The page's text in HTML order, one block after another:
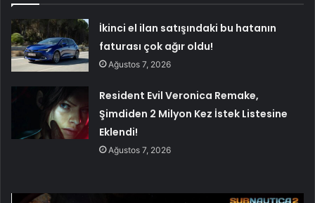
İkinci el ilan satışındaki bu hatanın
faturası çok ağır oldu!
Ağustos 7, 2026
Resident Evil Veronica Remake,
Şimdiden 2 Milyon Kez İstek Listesine
Eklendi!
Ağustos 7, 2026